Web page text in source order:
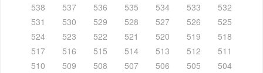
538
537 536 535 534 533
532
531
530 529 528 527 526
525
524
523 522 521 520 519
518
517
516 515 514 513 512
511
510
509 508 507 506 505
504